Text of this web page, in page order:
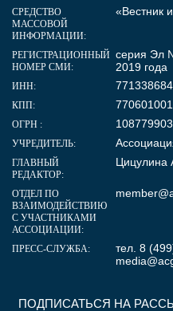
ПОДПИСАТЬСЯ НА
СРЕДСТВО
МАССОВОЙ
ИНФОРМАЦИИ:
«Вестник
РЕГИСТРАЦИОННЫЙ
НОМЕР СМИ:
серия Эл
2019 года
ИНН:
КПП: 770601001
ОГРН :
УЧРЕДИТЕЛЬ:
ГЛАВНЫЙ
РЕДАКТОР:
Цицулина
ОТДЕЛ ПО
ВЗАИМОДЕЙСТВИЮ
С УЧАСТНИКАМИ
АССОЦИАЦИИ:
ПРЕСС-СЛУЖБА:
тел. 8